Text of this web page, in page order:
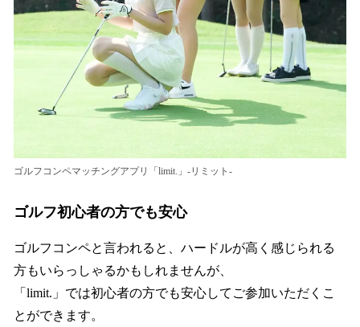
ゴルフコンペマッチングアプリ「limit.」-リミット-
ゴルフ初心者の方でも安心
ゴルフコンペと言われると、ハードルが高く感じられる
方もいらっしゃるかもしれませんが、
「limit.」では初心者の方でも安心してご参加いただくこ
とができます。